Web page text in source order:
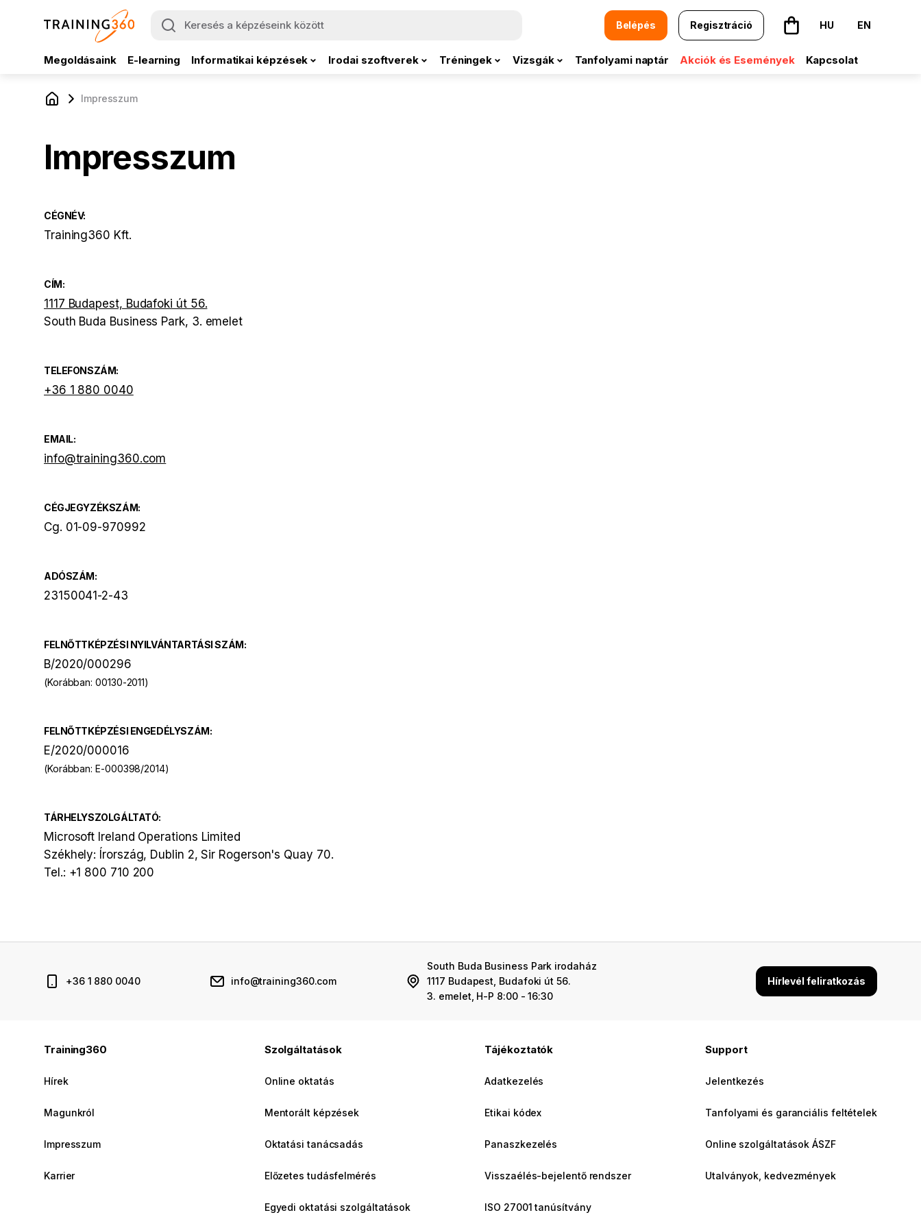
Belépés Regisztráció
A kosár üres
HU EN
Megoldásaink E-learning Informatikai képzések Irodai szoftverek Tréningek Vizsgák Tanfolyami naptár Akciók és Események Kapcsolat
Impresszum
Impresszum
CÉGNÉV:
Training360 Kft.
CÍM:
1117 Budapest, Budafoki út 56.
South Buda Business Park, 3. emelet
TELEFONSZÁM:
+36 1 880 0040
EMAIL:
info@training360.com
CÉGJEGYZÉKSZÁM:
Cg. 01-09-970992
ADÓSZÁM:
23150041-2-43
FELNŐTTKÉPZÉSI NYILVÁNTARTÁSI SZÁM:
B/2020/000296
(Korábban:00130-2011)
FELNŐTTKÉPZÉSI ENGEDÉLYSZÁM:
E/2020/000016
(Korábban:E-000398/2014)
TÁRHELYSZOLGÁLTATÓ:
Microsoft Ireland Operations Limited
Székhely: Írország, Dublin 2, Sir Rogerson's Quay 70.
Tel.: +1 800 710 200
+36 1 880 0040 info@training360.com
South Buda Business Park irodaház
1117 Budapest, Budafoki út 56.
3. emelet, H-P 8:00 - 16:30
Hírlevél feliratkozás
Training360
Hírek
Magunkról
Impresszum
Karrier
Szolgáltatások
Online oktatás
Mentorált képzések
Oktatási tanácsadás
Előzetes tudásfelmérés
Egyedi oktatási szolgáltatások
Tájékoztatók
Adatkezelés
Etikai kódex
Panaszkezelés
Visszaélés-bejelentő rendszer
ISO 27001 tanúsítvány
Support
Jelentkezés
Tanfolyami és garanciális feltételek
Online szolgáltatások ÁSZF
Utalványok, kedvezmények